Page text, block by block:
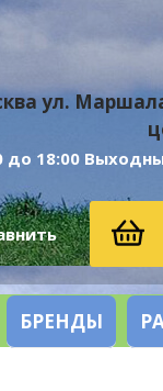
ул.
до 18:00
БРЕНДЫ